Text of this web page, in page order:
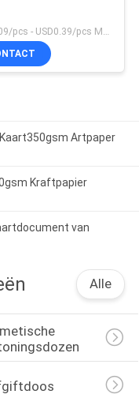
USD0.09/pcs - USD0.39/pcs MOQ:1000PCS
Artpaper
Kraftpapier
van
Alle